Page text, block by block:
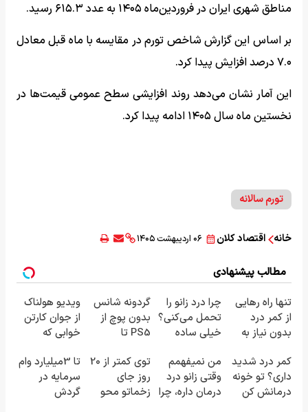
مناطق شهری ایران در فروردین‌ماه ۱۴۰۵ به عدد ۶۱۵.۳ رسید.
بر اساس این گزارش شاخص تورم در مقایسه با ماه قبل معادل
۷.۰ درصد افزایش پیدا کرد.
این آمار نشان می‌دهد روند افزایشی سطح عمومی قیمت‌ها در
نخستین ماه سال ۱۴۰۵ ادامه پیدا کرد.
تورم سالانه
خانه اقتصاد کلان ۰۶ اردیبهشت ۱۴۰۵
مطالب پیشنهادی
تنها راه رهایی
از کمر درد
بدون نیاز به
(◂پرسش‌نامه)
چرا درد زانو را
تحمل می‌کنی؟
خیلی ساده
درمانش کن
گردونه شانس
بدون پوچ از
PS5 تا
کوین 🔥
ویدیو هولناک
از جوان کارتن
خوابی که
آموزش رایگان
کمر درد شدید
داری؟ تو خونه
درمانش کن
من نمیفهمم
وقتی زانو درد
درمان داره، چرا
توی کمتر از 20
روز جای
زخماتو محو
تا 3میلیارد وام
سرمایه در
گردش